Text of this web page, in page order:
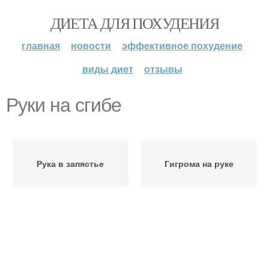
ДИЕТА ДЛЯ ПОХУДЕНИЯ
главная новости
эффективное похудение
виды диет
отзывы
Руки на сгибе
Рука в запястье Гигрома на руке